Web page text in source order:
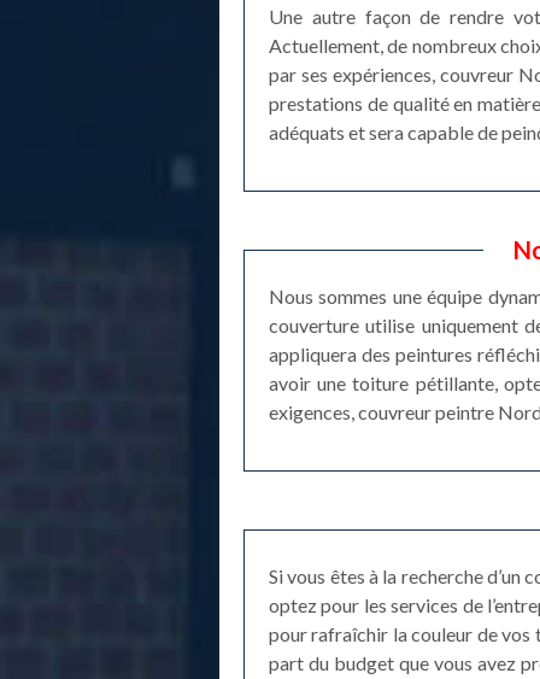
Une autre façon de rendre
Actuellement, de nombreux
par ses expériences, couvreur
prestations de qualité en
adéquats et sera capable de
Nous sommes une équipe
couverture utilise uniquement
appliquera des peintures
avoir une toiture pétillante,
exigences, couvreur peintre
Si vous êtes à la recherche
optez pour les services de
pour rafraîchir la couleur de vos
part du budget que vous avez